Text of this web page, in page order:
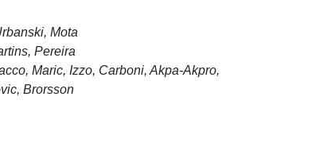
, Mota
Pereira
Maric, Izzo, Carboni, Akpa-Akpro,
Brorsson